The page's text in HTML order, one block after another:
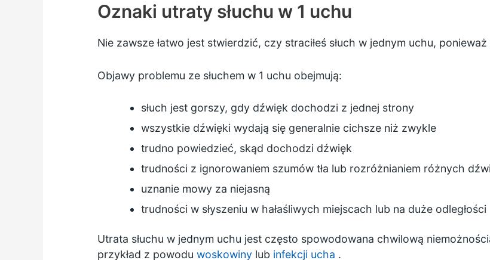
Oznaki utraty słuchu w 1 uchu
Nie zawsze łatwo jest stwierdzić, czy straciłeś słuch w jednym uchu,
Objawy problemu ze słuchem w 1 uchu obejmują:
słuch jest gorszy, gdy dźwięk dochodzi z jednej strony
wszystkie dźwięki wydają się generalnie cichsze niż zwykle
trudno powiedzieć, skąd dochodzi dźwięk
trudności z ignorowaniem szumów tła lub rozróżnianiem różnych
uznanie mowy za niejasną
trudności w słyszeniu w hałaśliwych miejscach lub na duże odległości
Utrata słuchu w jednym uchu jest często spowodowana chwilową
przykład z powodu woskowinylub infekcji ucha .